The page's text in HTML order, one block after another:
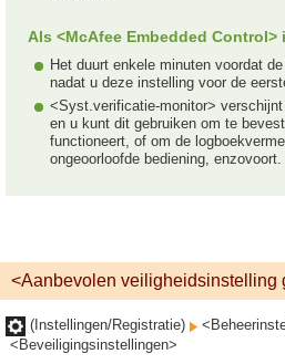
Als <McAfee Embedded
Het duurt enkele minuten voordat
nadat u deze instelling voor de
<Syst.verificatie-monitor>
en u kunt dit gebruiken om te
functioneert, of om de
ongeoorloofde bediening, enzovoort.
<Aanbevolen veiligheidsinstelling
(Instellingen/Registratie)
<Beveiligingsinstellingen>